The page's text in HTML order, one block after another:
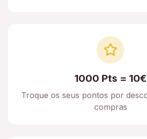
1000 Pts = 10€
Troque os seus pontos por
compras